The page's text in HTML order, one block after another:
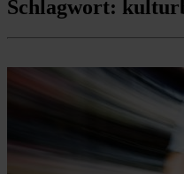
Schlagwort: